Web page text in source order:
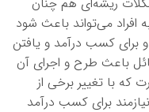
می‌تواند باعث شود
و برای کسب درآمد و یافتن
باعث طرح و اجرای آن
با تغییر برخی از
نیازمند برای کسب درآمد